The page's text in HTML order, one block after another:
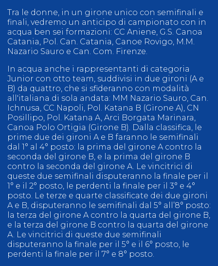
Tra le donne, in un girone unico con semifinali e
finali, vedremo un anticipo di campionato con in
acqua ben sei formazioni: CC Aniene, G.S. Canoa
Catania, Pol. Can. Catania, Canoe Rovigo, M.M.
Nazario Sauro e Can. Com. Firenze.
In acqua anche i rappresentanti di categoria
Junior con otto team, suddivisi in due gironi (A e
B) da quattro, che si sfideranno con modalità
all'italiana di sola andata: MM Nazario Sauro, Can.
Ichnusa, CC Napoli, Pol. Katana B (Girone A), CN
Posillipo, Pol. Katana A, Arci Borgata Marinara,
Canoa Polo Ortigia (Girone B). Dalla classifica, le
prime due dei gironi A e B faranno le semifinali
dal 1° al 4° posto: la prima del girone A contro la
seconda del girone B, e la prima del girone B
contro la seconda del girone A. Le vincitrici di
queste due semifinali disputeranno la finale per il
1° e il 2° posto, le perdenti la finale per il 3° e 4°
posto. Le terze e quarte classificate dei due gironi
A e B, disputeranno le semifinali dal 5° all’8° posto:
la terza del girone A contro la quarta del girone B,
e la terza del girone B contro la quarta del girone
A. Le vincitrici di queste due semifinali
disputeranno la finale per il 5° e il 6° posto, le
perdenti la finale per il 7° e 8° posto.